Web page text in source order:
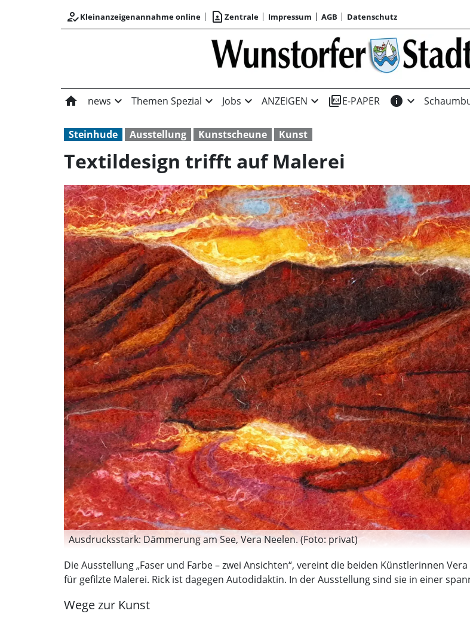
how_to_regKleinanzeigenannahme online contact_page Zentrale Impressum AGB Datenschutz
home news expand_more Themen Spezial expand_more Jobs expand_more ANZEIGEN expand_more picture_as_pdfE-PAPER info expand_more
Steinhude Ausstellung Kunstscheune Kunst
Textildesign trifft auf Malerei
Ausdrucksstark: Dämmerung am See, Vera Neelen. (Foto: privat)
Die Ausstellung „Faser und Farbe – zwei Ansichten“, vereint die beiden Künstlerinnen
für gefilzte Malerei. Rick ist dagegen Autodidaktin. In der Ausstellung sind sie in einer
Wege zur Kunst